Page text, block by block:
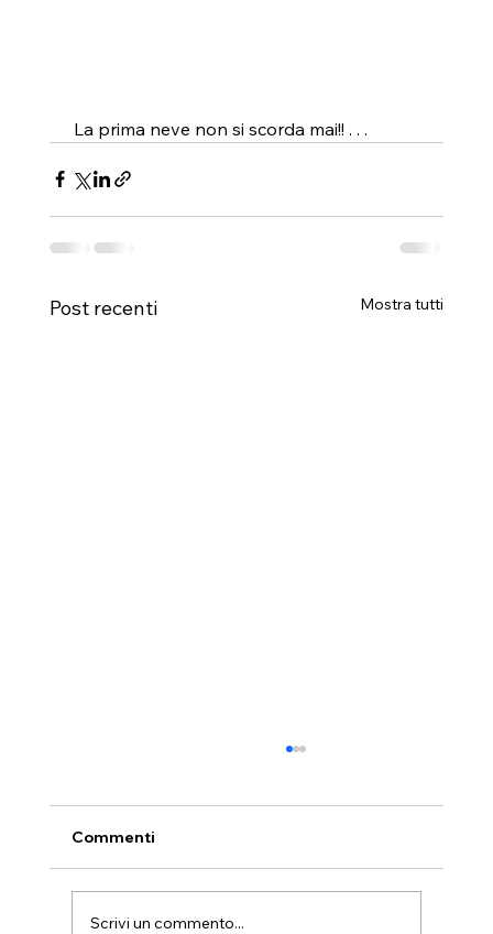
La prima neve non si scorda mai!! . . .
Post recenti Mostra tutti
Commenti
Scrivi un commento...